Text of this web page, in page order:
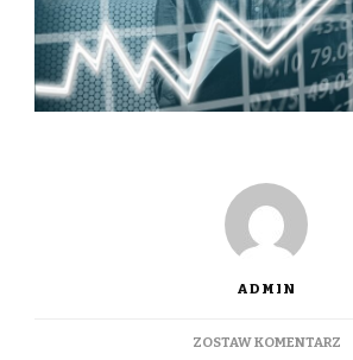
ADMIN
ZOSTAW KOMENTARZDO